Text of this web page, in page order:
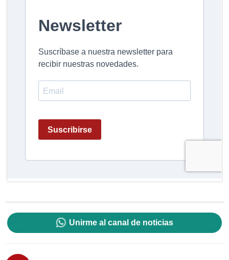
Unirme al canal de noticias